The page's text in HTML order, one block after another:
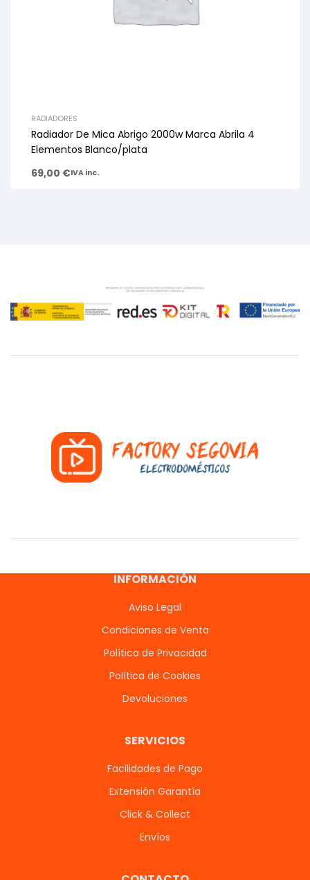
RADIADORES
Radiador De Mica Abrigo 2000w Marca Abrila 4
Elementos Blanco/plata
69,00 €IVA inc.
INFORMACIÓN
Aviso Legal
Condiciones de Venta
Política de Privacidad
Política de Cookies
Devoluciones
SERVICIOS
Facilidades de Pago
Extensión Garantía
Click & Collect
Envíos